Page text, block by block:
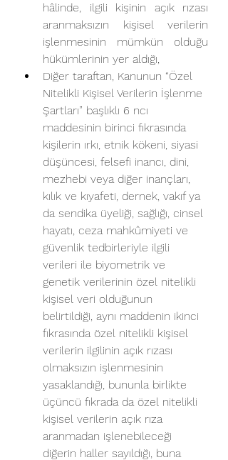
hâlinde, ilgili kişinin açık rızası
aranmaksızın kişisel verilerin
işlenmesinin mümkün olduğu
hükümlerinin yer aldığı,
Diğer taraftan, Kanunun “Özel
Nitelikli Kişisel Verilerin İşlenme
Şartları” başlıklı 6 ncı
maddesinin birinci fıkrasında
kişilerin ırkı, etnik kökeni, siyasi
düşüncesi, felsefi inancı, dini,
mezhebi veya diğer inançları,
kılık ve kıyafeti, dernek, vakıf ya
da sendika üyeliği, sağlığı, cinsel
hayatı, ceza mahkûmiyeti ve
güvenlik tedbirleriyle ilgili
verileri ile biyometrik ve
genetik verilerinin özel nitelikli
kişisel veri olduğunun
belirtildiği, aynı maddenin ikinci
fıkrasında özel nitelikli kişisel
verilerin ilgilinin açık rızası
olmaksızın işlenmesinin
yasaklandığı, bununla birlikte
üçüncü fıkrada da özel nitelikli
kişisel verilerin açık rıza
aranmadan işlenebileceği
diğerin haller sayıldığı, buna